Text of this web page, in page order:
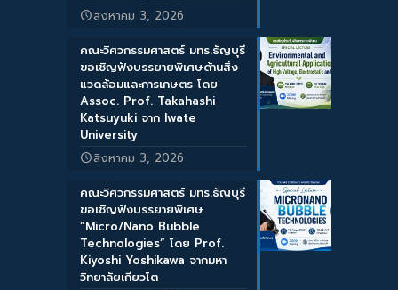
สิงหาคม 3, 2026
คณะวิศวกรรมศาสตร์ มทร.ธัญบุรี
ขอเชิญฟังบรรยายพิเศษด้านสิ่ง
แวดล้อมและการเกษตร โดย
Assoc. Prof. Takahashi
Katsuyuki จาก Iwate
University
สิงหาคม 3, 2026
คณะวิศวกรรมศาสตร์ มทร.ธัญบุรี
ขอเชิญฟังบรรยายพิเศษ
“Micro/Nano Bubble
Technologies” โดย Prof.
Kiyoshi Yoshikawa จากมหา
วิทยาลัยเกียวโต